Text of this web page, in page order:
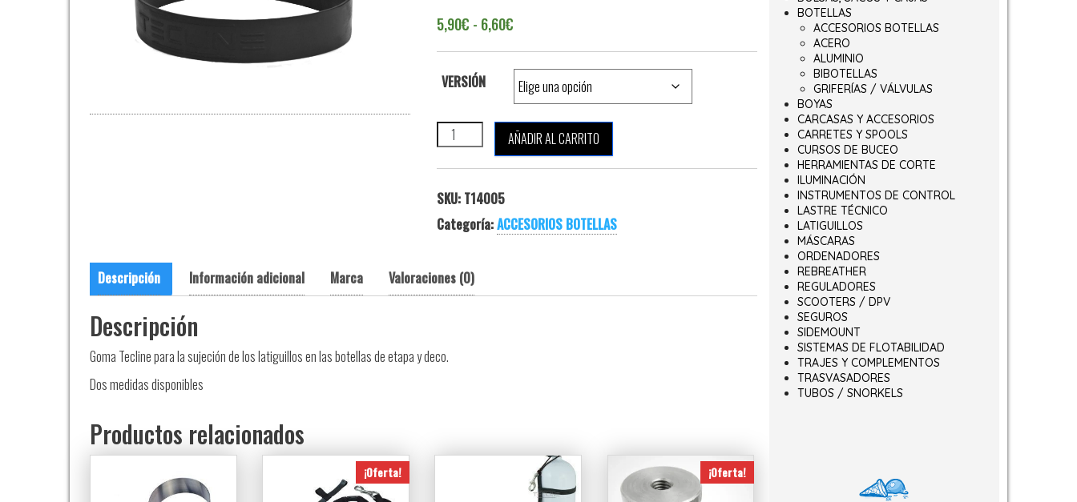
5,90€ - 6,60€Rango de precios: desde 5,90€ hasta 6,60€
VERSIÓN
TECLINE GOMA DE SUJECIÓN BOTELLA cantidad
AÑADIR AL CARRITO
SKU: T14005
Categoría:ACCESORIOS BOTELLAS
Descripción Información adicional Marca Valoraciones (0)
Descripción
Goma Tecline para la sujeción de los latiguillos en las botellas de etapa y deco.
Dos medidas disponibles
Productos relacionados
¡Oferta! ¡Oferta!
BOTELLAS
ACCESORIOS BOTELLAS
ACERO
ALUMINIO
BIBOTELLAS
GRIFERÍAS / VÁLVULAS
BOYAS
CARCASAS Y ACCESORIOS
CARRETES Y SPOOLS
CURSOS DE BUCEO
HERRAMIENTAS DE CORTE
ILUMINACIÓN
INSTRUMENTOS DE CONTROL
LASTRE TÉCNICO
LATIGUILLOS
MÁSCARAS
ORDENADORES
REBREATHER
REGULADORES
SCOOTERS / DPV
SEGUROS
SIDEMOUNT
SISTEMAS DE FLOTABILIDAD
TRAJES Y COMPLEMENTOS
TRASVASADORES
TUBOS / SNORKELS